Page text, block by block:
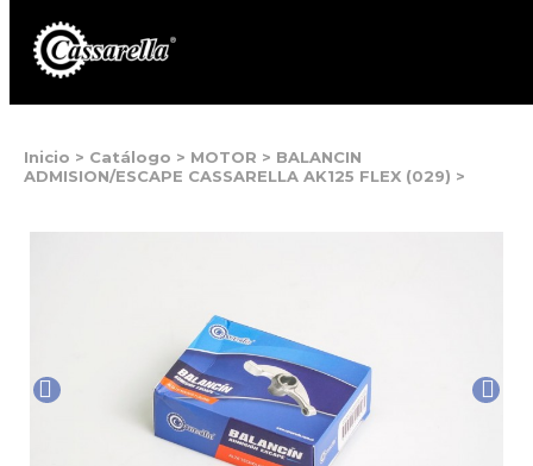
Inicio > Catálogo > MOTOR > BALANCIN
ADMISION/ESCAPE CASSARELLA AK125 FLEX (029) >